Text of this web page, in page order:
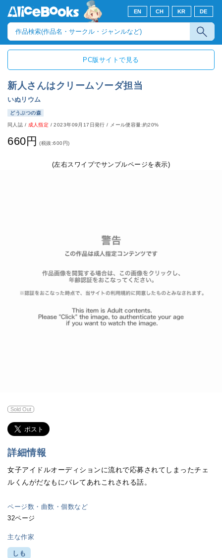
EN CH KR DE
PC版サイトで見る
新人さんはクリームソーダ担当
いぬリウム
どうぶつの森
同人誌 / 成人指定 /2023年09月17日発行 / メール便容量:約20%
660円 (税抜:600円)
(左右スワイプでサンプルページを表示)
Sold Out
詳細情報
女子アイドルオーディションに流れで応募されてしまったチェ
ルくんがだなもにバレてあれこれされる話。
ページ数・曲数・個数など
32ページ
主な作家
しも